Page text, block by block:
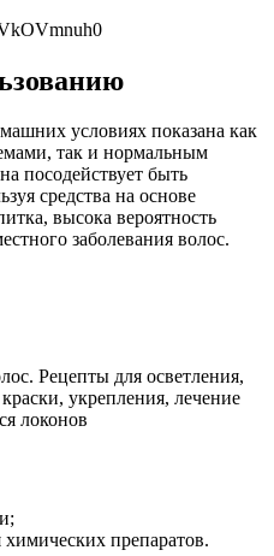
условиях показана как
так и нормальным
посодействует быть
средства на основе
высока вероятность
заболевания волос.
химических препаратов.